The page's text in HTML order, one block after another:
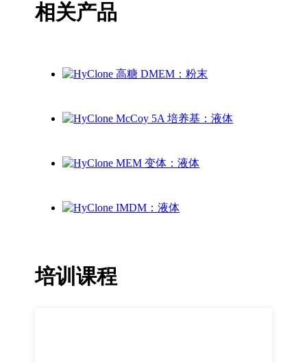
相关产品
培训课程